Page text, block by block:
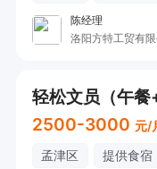
陈经理
洛阳方特工贸有限
轻松文员（午餐
2500-3000 元/
孟津区 提供食宿